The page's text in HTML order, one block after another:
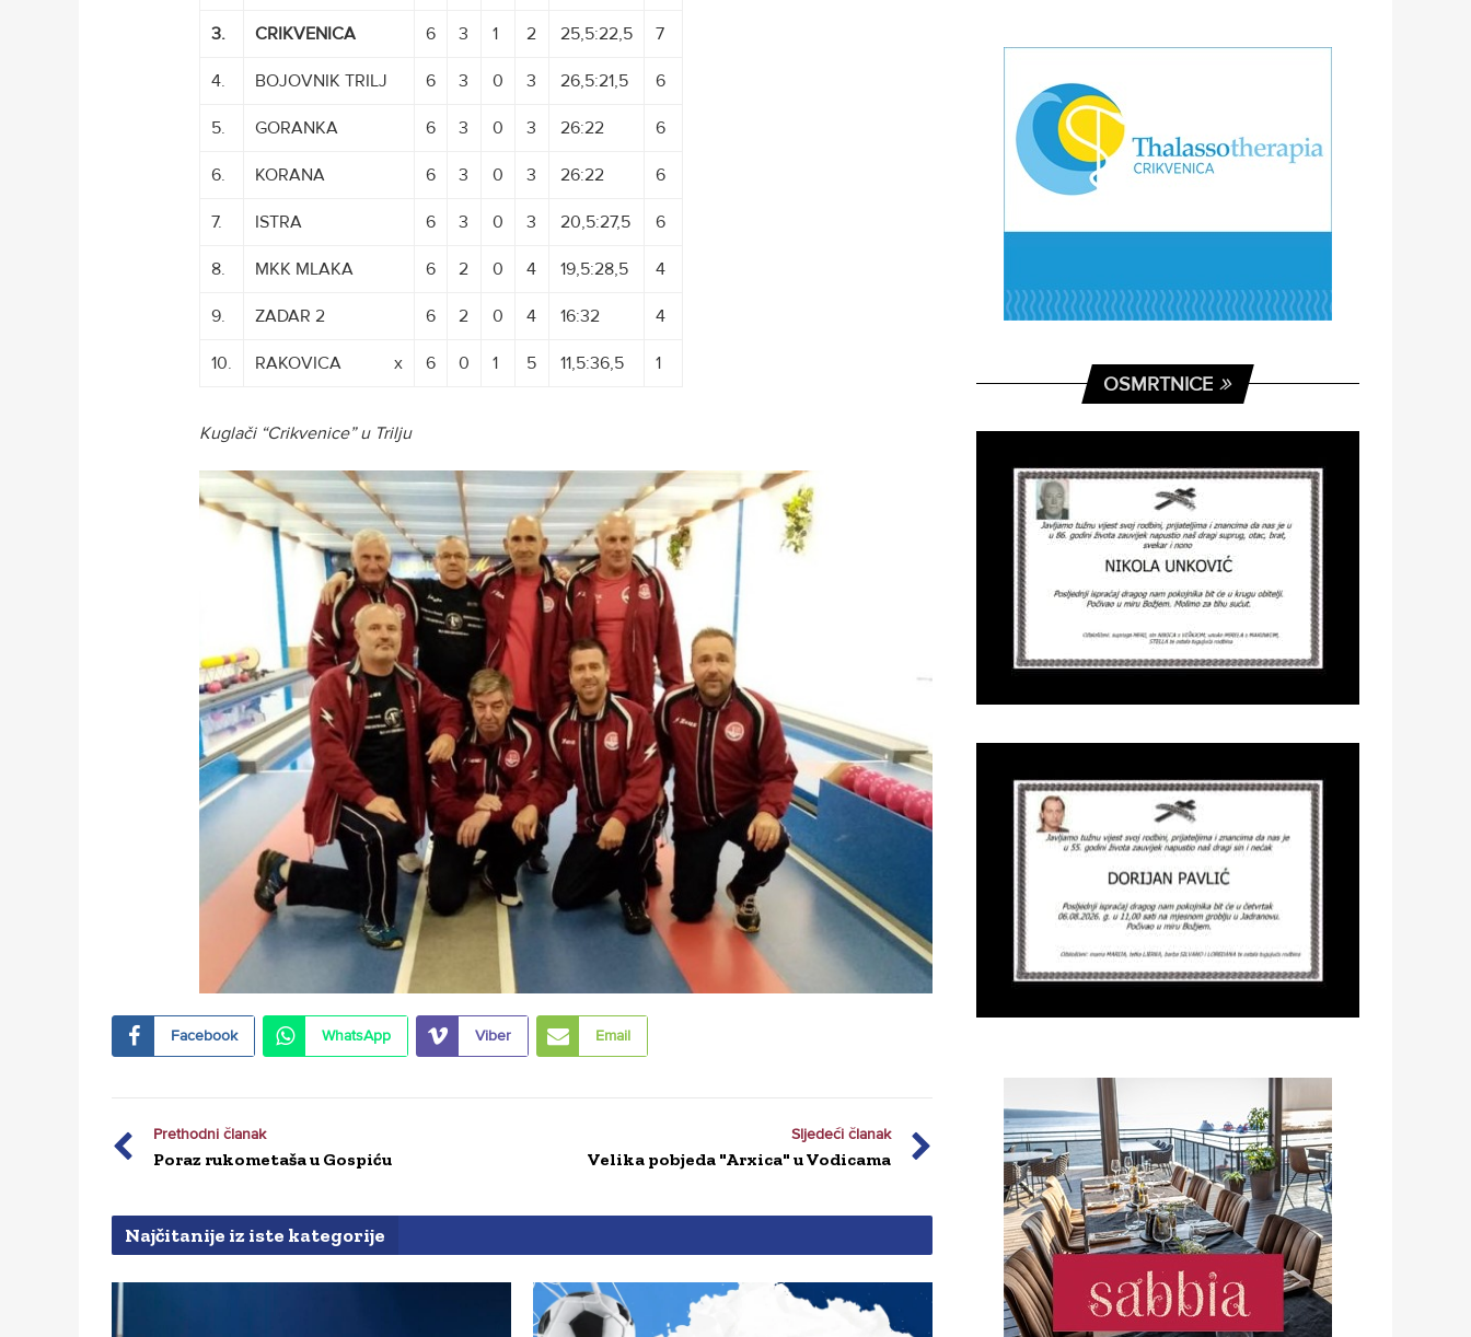
3. CRIKVENICA 6 3 1 2 25,5:22,5 7
4. BOJOVNIK TRILJ 6 3 0 3 26,5:21,5 6
5. GORANKA 6 3 0 3 26:22 6
6. KORANA 6 3 0 3 26:22 6
7. ISTRA 6 3 0 3 20,5:27,5 6
8. MKK MLAKA 6 2 0 4 19,5:28,5 4
9. ZADAR 2 6 2 0 4 16:32 4
10. RAKOVICA x 6 0 1 5 11,5:36,5 1
Kuglači “Crikvenice” u Trilju
Facebook WhatsApp Viber Email
Prethodni članak
Poraz rukometaša u Gospiću
Sljedeći članak
Velika pobjeda "Arxica" u Vodicama
Najčitanije iz iste kategorije
OSMRTNICE